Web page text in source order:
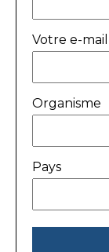
Votre e-mail
Organisme
Pays